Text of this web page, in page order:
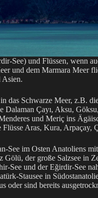
See) und Flüssen, wenn
und dem Marmara Meer
Asien.
das Schwarze Meer, z.B.
Dalaman Çayı, Aksu,
und Meriç ins
Flüsse Aras, Kura,
See im Osten Anatoliens
Gölü, der große Salzsee in
See und der Eğirdir-See
Stausee in
oder sind bereits